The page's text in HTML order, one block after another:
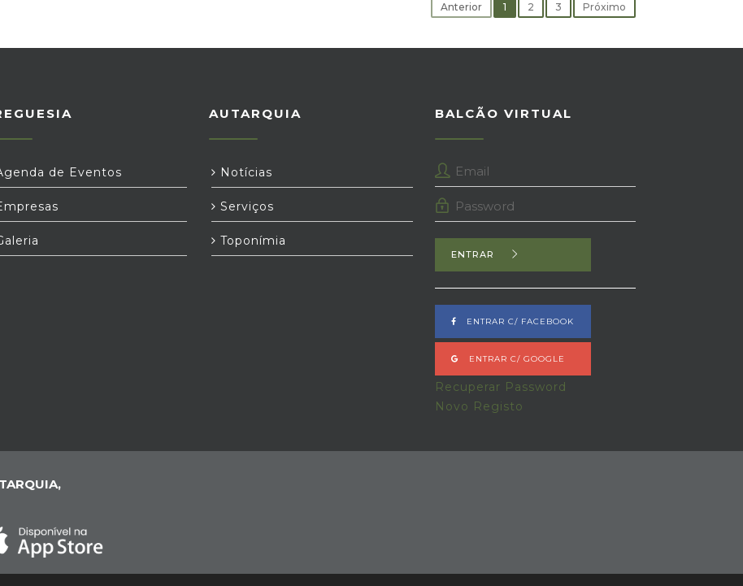
Anterior 1 2 3 Próximo
de Eventos
AUTARQUIA
Notícias
Serviços
Toponímia
BALCÃO VIRTUAL
ENTRAR
ENTRAR C/ FACEBOOK
ENTRAR C/ GOOGLE
Recuperar Password
Novo Registo